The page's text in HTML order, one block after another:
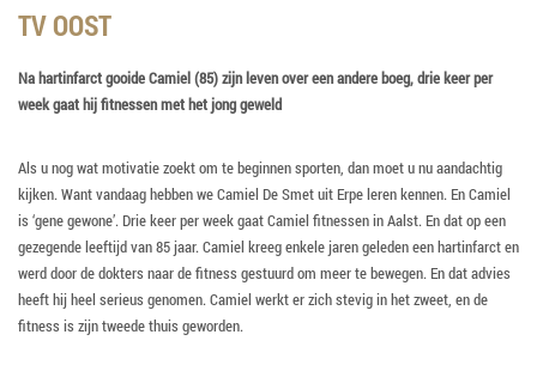
TV OOST
Na hartinfarct gooide Camiel (85) zijn leven over een andere boeg, drie keer per
week gaat hij fitnessen met het jong geweld
Als u nog wat motivatie zoekt om te beginnen sporten, dan moet u nu aandachtig
kijken. Want vandaag hebben we Camiel De Smet uit Erpe leren kennen. En Camiel
is ‘gene gewone’. Drie keer per week gaat Camiel fitnessen in Aalst. En dat op een
gezegende leeftijd van 85 jaar. Camiel kreeg enkele jaren geleden een hartinfarct en
werd door de dokters naar de fitness gestuurd om meer te bewegen. En dat advies
heeft hij heel serieus genomen. Camiel werkt er zich stevig in het zweet, en de
fitness is zijn tweede thuis geworden.